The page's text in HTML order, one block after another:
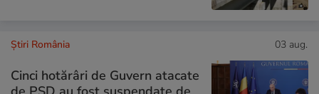
Știri România 03 aug.
Cinci hotărâri de Guvern atacate